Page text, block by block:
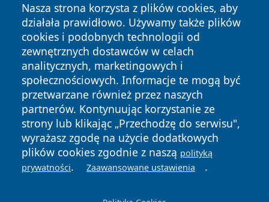
Nasza strona korzysta z plików cookies, aby
działała prawidłowo. Używamy także plików
cookies i podobnych technologii od
zewnętrznych dostawców w celach
analitycznych, marketingowych i
społecznościowych. Informacje te mogą być
przetwarzane również przez naszych
partnerów. Kontynuując korzystanie ze
strony lub klikając „Przechodzę do serwisu",
wyrażasz zgodę na użycie dodatkowych
plików cookies zgodnie z naszą polityką
prywatności. Zaawansowane ustawienia .
Copyright © 2026 portalzielonagora.pl Wszystkie prawa
zastrzeżone.
News Autorzy
Polityka
Prywatności
Polityka
Cookies